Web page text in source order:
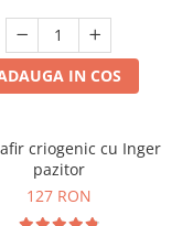
IN COS
criogenic cu Inger
pazitor
127 RON